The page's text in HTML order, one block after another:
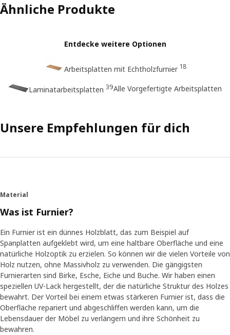
Ähnliche Produkte
Entdecke weitere Optionen
Arbeitsplatten mit Echtholzfurnier 18
Laminatarbeitsplatten 39Alle Vorgefertigte Arbeitsplatten
Unsere Empfehlungen für dich
Material
Was ist Furnier?
Ein Furnier ist ein dünnes Holzblatt, das zum Beispiel auf
Spanplatten aufgeklebt wird, um eine haltbare Oberfläche und eine
natürliche Holzoptik zu erzielen. So können wir die vielen Vorteile von
Holz nutzen, ohne Massivholz zu verwenden. Die gängigsten
Furnierarten sind Birke, Esche, Eiche und Buche. Wir haben einen
speziellen UV-Lack hergestellt, der die natürliche Struktur des Holzes
bewahrt. Der Vorteil bei einem etwas stärkeren Furnier ist, dass die
Oberfläche repariert und abgeschliffen werden kann, um die
Lebensdauer der Möbel zu verlängern und ihre Schönheit zu
bewahren.